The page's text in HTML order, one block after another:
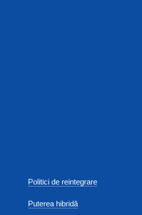
Politici de reintegrare
Puterea hibridă